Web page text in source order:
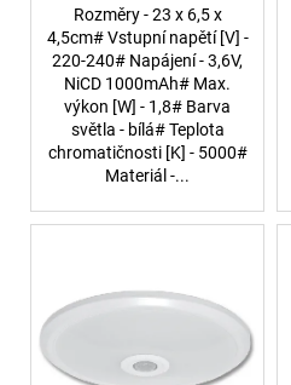
Rozměry - 23 x 6,5 x
4,5cm# Vstupní napětí [V] -
220-240# Napájení - 3,6V,
NiCD 1000mAh# Max.
výkon [W] - 1,8# Barva
světla - bílá# Teplota
chromatičnosti [K] - 5000#
Materiál -...